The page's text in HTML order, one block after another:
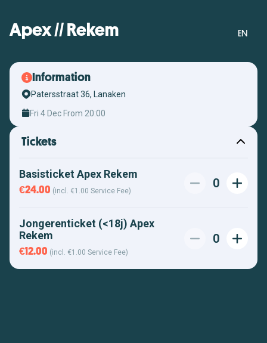
Apex // Rekem EN
Information
Patersstraat 36, Lanaken
Fri 4 Dec From 20:00
Tickets
Basisticket Apex Rekem
€24.00 (incl. €1.00 Service Fee)
0
Jongerenticket (<18j) Apex
Rekem
€12.00 (incl. €1.00 Service Fee)
0